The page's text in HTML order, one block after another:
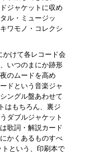
ジャケットに収め
ル・ミュージッ
ワモノ・コレクシ
かけて各レコード会
いつのまにか跡形
のムードを高め
ドという音楽ジャ
ングル盤あわせて
もちろん、裏ジ
ダブルジャケット
歌詞・解説カード
かくあるものすべ
という、印刷本で